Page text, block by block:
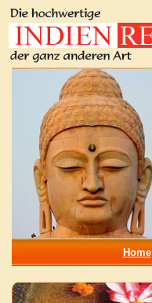
Home